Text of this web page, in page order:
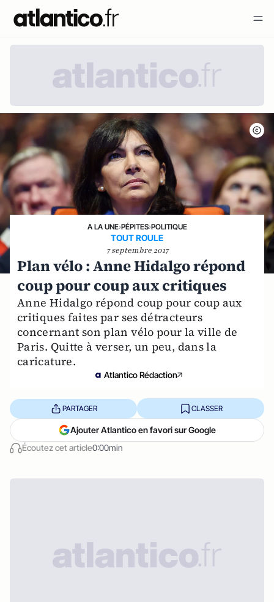
A LA UNE›PÉPITES›POLITIQUE
TOUT ROULE
7 septembre 2017
Plan vélo : Anne Hidalgo répond
coup pour coup aux critiques
Anne Hidalgo répond coup pour coup aux
critiques faites par ses détracteurs
concernant son plan vélo pour la ville de
Paris. Quitte à verser, un peu, dans la
caricature.
Atlantico Rédaction
Écoutez cet article0:00min
PARTAGER CLASSER
Ajouter Atlantico en favori sur Google